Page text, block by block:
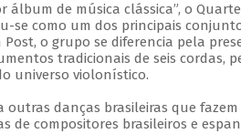
álbum de música clássica”, o
se como um dos principais
o grupo se diferencia pela
tradicionais de seis cordas,
universo violonístico.
outras danças brasileiras que
de compositores brasileiros e